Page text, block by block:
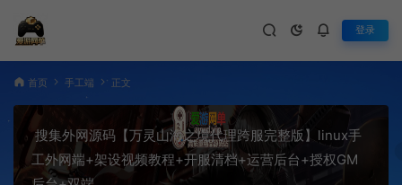
登录
首页 手工端 正文
搜集外网源码【万灵山海之境代理跨服完整版】linux手
工外网端+架设视频教程+开服清档+运营后台+授权GM